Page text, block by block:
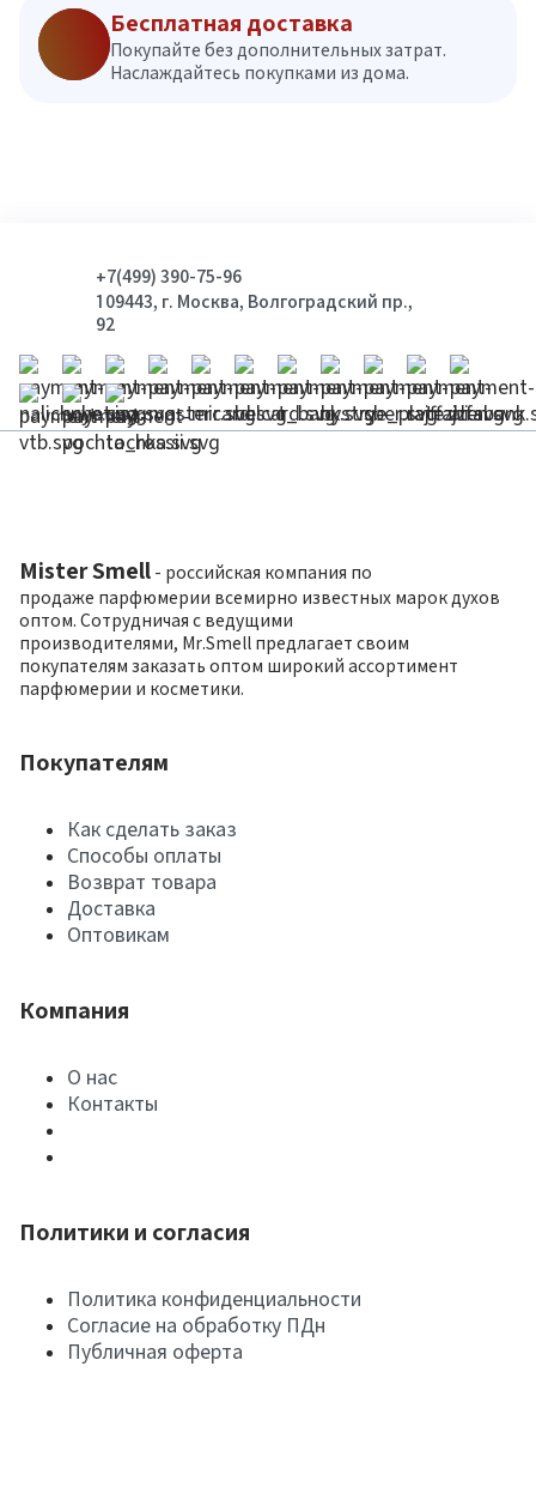
Бесплатная доставка
Покупайте без дополнительных затрат.
Наслаждайтесь покупками из дома.
+7(499) 390-75-96
109443, г. Москва, Волгоградский пр.,
92
Mister Smell - российская компания по
продаже парфюмерии всемирно известных марок духов
оптом. Сотрудничая с ведущими
производителями, Mr.Smell предлагает своим
покупателям заказать оптом широкий ассортимент
парфюмерии и косметики.
Покупателям
Как сделать заказ
Способы оплаты
Возврат товара
Доставка
Оптовикам
Компания
О нас
Контакты
Политики и согласия
Политика конфиденциальности
Согласие на обработку ПДн
Публичная оферта